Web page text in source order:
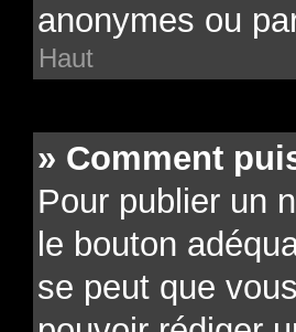
anonymes ou
Haut
» Comment
Pour publier un
le bouton
se peut que